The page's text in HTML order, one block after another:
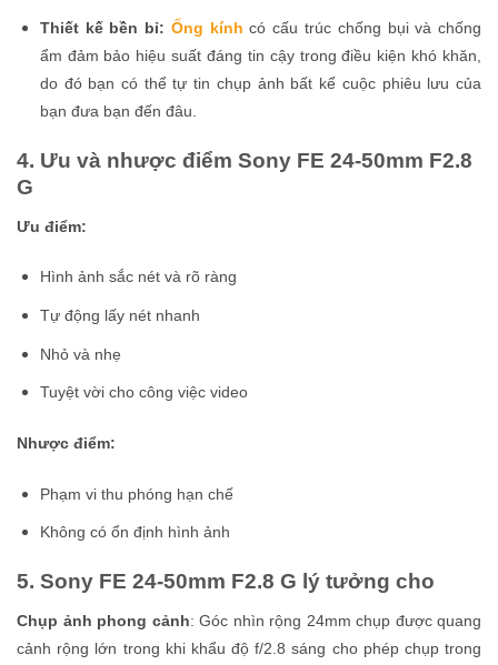
Thiết kế bền bỉ: Ống kính có cấu trúc chống bụi và chống
ẩm đảm bảo hiệu suất đáng tin cậy trong điều kiện khó khăn,
do đó bạn có thể tự tin chụp ảnh bất kể cuộc phiêu lưu của
bạn đưa bạn đến đâu.
4. Ưu và nhược điểm Sony FE 24-50mm F2.8
G
Ưu điểm:
Hình ảnh sắc nét và rõ ràng
Tự động lấy nét nhanh
Nhỏ và nhẹ
Tuyệt vời cho công việc video
Nhược điểm:
Phạm vi thu phóng hạn chế
Không có ổn định hình ảnh
5. Sony FE 24-50mm F2.8 G lý tưởng cho
Chụp ảnh phong cảnh: Góc nhìn rộng 24mm chụp được quang
cảnh rộng lớn trong khi khẩu độ f/2.8 sáng cho phép chụp trong